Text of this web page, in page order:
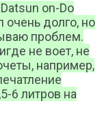
on-Dо
очень долго, но
проблем.
не воет, не
например,
6 литров на